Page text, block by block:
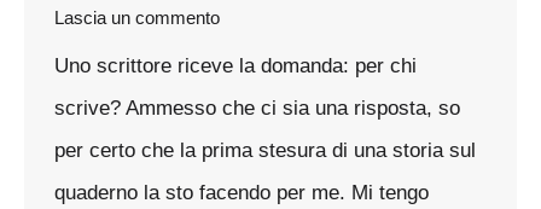
Lascia un commento
Uno scrittore riceve la domanda: per chi
scrive? Ammesso che ci sia una risposta, so
per certo che la prima stesura di una storia sul
quaderno la sto facendo per me. Mi tengo